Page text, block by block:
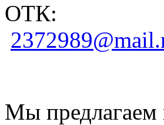
ОТК:
Мы предлагаем